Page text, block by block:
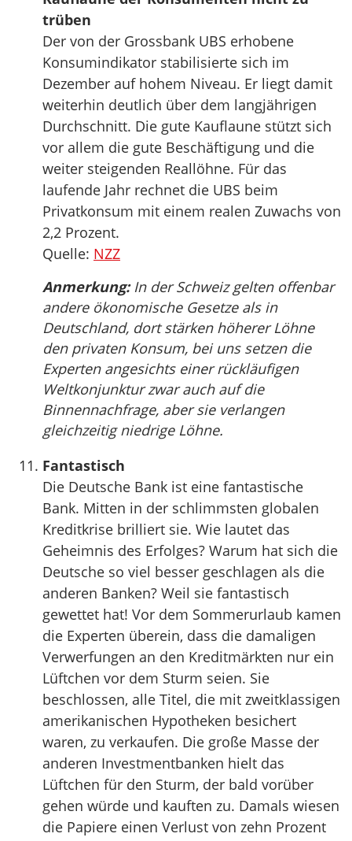
trüben
Der von der Grossbank UBS erhobene
Konsumindikator stabilisierte sich im
Dezember auf hohem Niveau. Er liegt damit
weiterhin deutlich über dem langjährigen
Durchschnitt. Die gute Kauflaune stützt sich
vor allem die gute Beschäftigung und die
weiter steigenden Reallöhne. Für das
laufende Jahr rechnet die UBS beim
Privatkonsum mit einem realen Zuwachs von
2,2 Prozent.
Quelle: NZZ
Anmerkung:In der Schweiz gelten offenbar
andere ökonomische Gesetze als in
Deutschland, dort stärken höherer Löhne
den privaten Konsum, bei uns setzen die
Experten angesichts einer rückläufigen
Weltkonjunktur zwar auch auf die
Binnennachfrage, aber sie verlangen
gleichzeitig niedrige Löhne.
Fantastisch
Die Deutsche Bank ist eine fantastische
Bank. Mitten in der schlimmsten globalen
Kreditkrise brilliert sie. Wie lautet das
Geheimnis des Erfolges? Warum hat sich die
Deutsche so viel besser geschlagen als die
anderen Banken? Weil sie fantastisch
gewettet hat! Vor dem Sommerurlaub kamen
die Experten überein, dass die damaligen
Verwerfungen an den Kreditmärkten nur ein
Lüftchen vor dem Sturm seien. Sie
beschlossen, alle Titel, die mit zweitklassigen
amerikanischen Hypotheken besichert
waren, zu verkaufen. Die große Masse der
anderen Investmentbanken hielt das
Lüftchen für den Sturm, der bald vorüber
gehen würde und kauften zu. Damals wiesen
die Papiere einen Verlust von zehn Prozent